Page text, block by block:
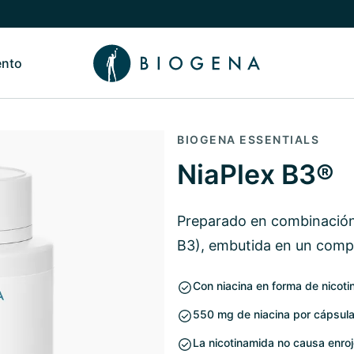
NosotrosAlternar submenú de Conocimiento
BIOGENA ESSENTIALS
NiaPlex B3®
Preparado en
B3), embutida en un
Con niacina en forma de
550 mg de niacina por
La nicotinamida no causa